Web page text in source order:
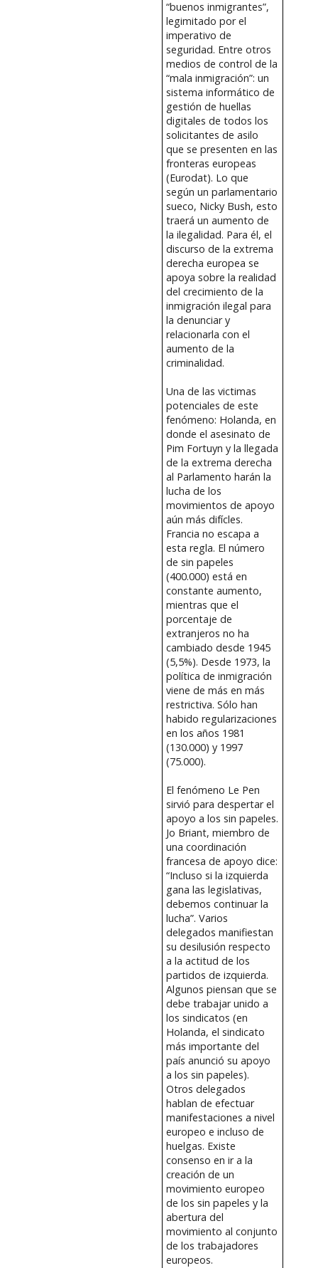
“buenos inmigrantes”,
legimitado por el
imperativo de
seguridad. Entre otros
medios de control de la
“mala inmigración”: un
sistema informático de
gestión de huellas
digitales de todos los
solicitantes de asilo
que se presenten en las
fronteras europeas
(Eurodat). Lo que
según un parlamentario
sueco, Nicky Bush, esto
traerá un aumento de
la ilegalidad. Para él, el
discurso de la extrema
derecha europea se
apoya sobre la realidad
del crecimiento de la
inmigración ilegal para
la denunciar y
relacionarla con el
aumento de la
criminalidad.
Una de las victimas
potenciales de este
fenómeno: Holanda, en
donde el asesinato de
Pim Fortuyn y la llegada
de la extrema derecha
al Parlamento harán la
lucha de los
movimientos de apoyo
aún más difícles.
Francia no escapa a
esta regla. El número
de sin papeles
(400.000) está en
constante aumento,
mientras que el
porcentaje de
extranjeros no ha
cambiado desde 1945
(5,5%). Desde 1973, la
política de inmigración
viene de más en más
restrictiva. Sólo han
habido regularizaciones
en los años 1981
(130.000) y 1997
(75.000).
El fenómeno Le Pen
sirvió para despertar el
apoyo a los sin papeles.
Jo Briant, miembro de
una coordinación
francesa de apoyo dice:
“Incluso si la izquierda
gana las legislativas,
debemos continuar la
lucha”. Varios
delegados manifiestan
su desilusión respecto
a la actitud de los
partidos de izquierda.
Algunos piensan que se
debe trabajar unido a
los sindicatos (en
Holanda, el sindicato
más importante del
país anunció su apoyo
a los sin papeles).
Otros delegados
hablan de efectuar
manifestaciones a nivel
europeo e incluso de
huelgas. Existe
consenso en ir a la
creación de un
movimiento europeo
de los sin papeles y la
abertura del
movimiento al conjunto
de los trabajadores
europeos.